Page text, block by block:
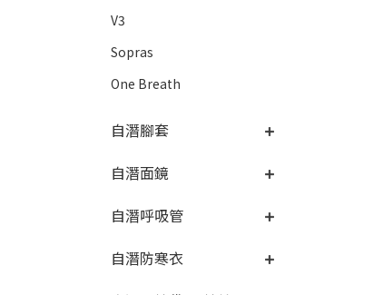
V3
Sopras
One Breath
自潛腳套
自潛面鏡
自潛呼吸管
自潛防寒衣